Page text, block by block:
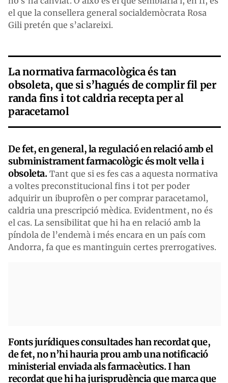
el que la consellera general socialdemòcrata Rosa
Gili pretén que s’aclareixi.
La normativa farmacològica és tan
obsoleta, que si s’hagués de complir fil per
randa fins i tot caldria recepta per al
paracetamol
De fet, en general, la regulació en relació amb el
subministrament farmacològic és molt vella i
obsoleta.Tant que si es fes cas a aquesta normativa
a voltes preconstitucional fins i tot per poder
adquirir un ibuprofèn o per comprar paracetamol,
caldria una prescripció mèdica. Evidentment, no és
el cas. La sensibilitat que hi ha en relació amb la
píndola de l’endemà i més encara en un país com
Andorra, fa que es mantinguin certes prerrogatives.
Fonts jurídiques consultades han recordat que,
de fet, no n’hi hauria prou amb una notificació
ministerial enviada als farmacèutics. I han
recordat que hi ha jurisprudència que marca que